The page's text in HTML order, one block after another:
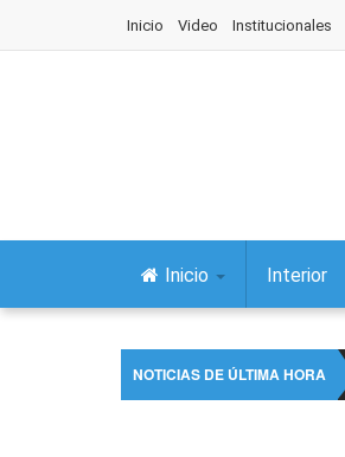
Inicio Video Institucionales
Inicio Interior
NOTICIAS DE ÚLTIMA HORA